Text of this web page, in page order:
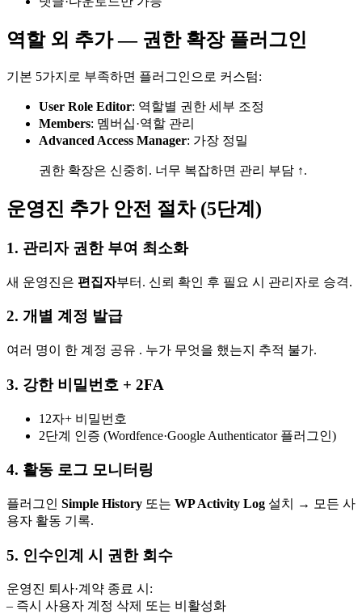
역할 외 추가 — 권한 확장 플러그인
기본 5가지로 부족하면 플러그인으로 커스텀:
User Role Editor: 역할별 권한 세부 조정
Members: 멤버십·역할 관리
Advanced Access Manager: 가장 정밀
권한 확장은 신중히. 너무 복잡하면 관리 부담 ↑.
운영진 추가 안전 절차 (5단계)
1. 관리자 권한 부여 최소화
새 운영진은 편집자부터. 신뢰 확인 후 필요 시 관리자로 승격.
2. 개별 계정 발급
여러 명이 한 계정 공유 . 누가 무엇을 했는지 추적 불가.
3. 강한 비밀번호 + 2FA
12자+ 비밀번호
2단계 인증 (Wordfence·Google Authenticator 플러그인)
4. 활동 로그 모니터링
플러그인 Simple History 또는 WP Activity Log 설치 → 모든 사
용자 활동 기록.
5. 인수인계 시 권한 회수
운영진 퇴사·계약 종료 시:
– 즉시 사용자 계정 삭제 또는 비활성화